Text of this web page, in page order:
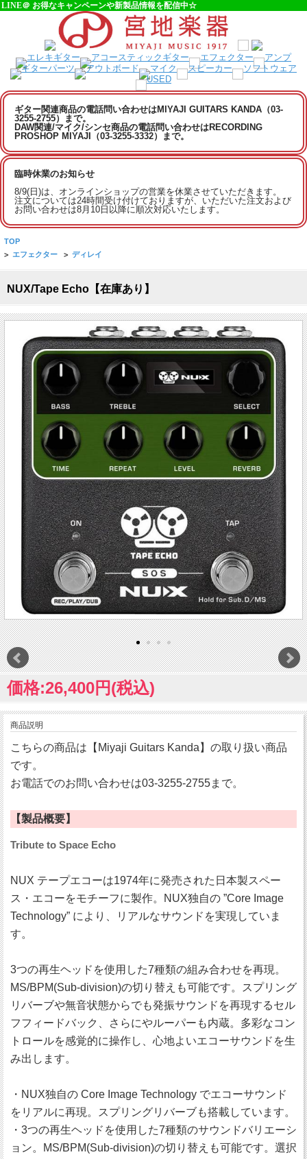
LINE＠ お得なキャンペーンや新製品情報を配信中☆
ギター関連商品の電話問い合わせはMIYAJI GUITARS KANDA（03-
3255-2755）まで。
DAW関連/マイク/シンセ商品の電話問い合わせはRECORDING
PROSHOP MIYAJI（03-3255-3332）まで。
臨時休業のお知らせ
8/9(日)は、オンラインショップの営業を休業させていただきます。
注文については24時間受け付けておりますが、いただいた注文および
お問い合わせは8月10日以降に順次対応いたします。
TOP
> エフェクター > ディレイ
NUX/Tape Echo【在庫あり】
価格:26,400円(税込)
商品説明
こちらの商品は【Miyaji Guitars Kanda】の取り扱い商品
です。
お電話でのお問い合わせは03-3255-2755まで。
【製品概要】
Tribute to Space Echo
NUX テープエコーは1974年に発売された日本製スペー
ス・エコーをモチーフに製作。NUX独自の ”Core Image
Technology” により、リアルなサウンドを実現していま
す。
3つの再生ヘッドを使用した7種類の組み合わせを再現。
MS/BPM(Sub-division)の切り替えも可能です。スプリング
リバーブや無音状態からでも発振サウンドを再現するセル
フフィードバック、さらにやルーパーも内蔵。多彩なコン
トロールを感覚的に操作し、心地よいエコーサウンドを生
み出します。
・NUX独自の Core Image Technology でエコーサウンド
をリアルに再現。スプリングリバーブも搭載しています。
・3つの再生ヘッドを使用した7種類のサウンドバリエーシ
ョン。MS/BPM(Sub-division)の切り替えも可能です。選択